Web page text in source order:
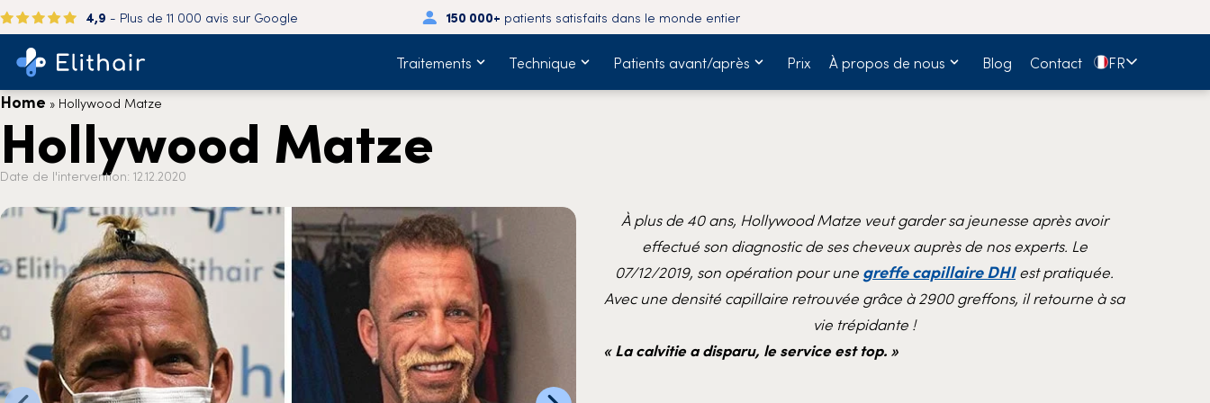
4,9 - Plus de 11 000 avis sur Google 150 000+ patients satisfaits dans le monde entier
Traitements Technique Patients avant/après Prix À propos de nous Blog Contact 🇫🇷FR
Home » Hollywood Matze
Hollywood Matze
Date de l'intervention: 12.12.2020
À plus de 40 ans, Hollywood Matze veut garder sa jeunesse après avoir
effectué son diagnostic de ses cheveux auprès de nos experts. Le
07/12/2019, son opération pour une greffe capillaire DHIest pratiquée.
Avec une densité capillaire retrouvée grâce à 2900 greffons, il retourne à sa
vie trépidante !
« La calvitie a disparu, le service est top. »